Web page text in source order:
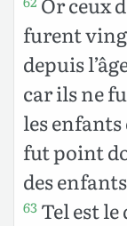
furent
depuis
car ils ne
les enfants
fut point
des
63 Tel est